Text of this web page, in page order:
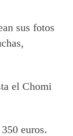
sus fotos
el Chomi
euros.